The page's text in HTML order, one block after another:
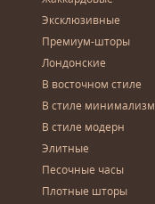
Эксклюзивные
Премиум-шторы
Лондонские
В восточном стиле
В стиле минимализм
В стиле модерн
Элитные
Песочные часы
Плотные шторы